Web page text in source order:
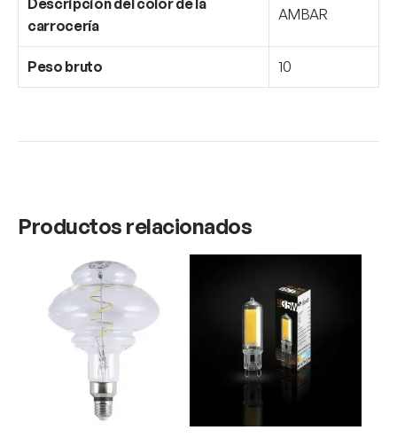
carrocería
AMBAR
Peso bruto 10
Productos relacionados